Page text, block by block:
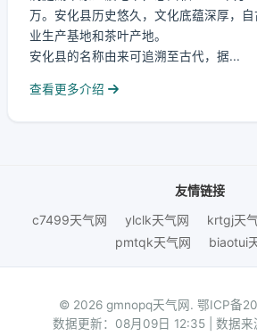
万。安化县历史悠久，文化底蕴深厚，
业生产基地和茶叶产地。
安化县的名称由来可追溯至古代，据...
查看更多介绍
友情链接
c7499天气网
ylclk天气网 krtgj天
pmtqk天气网
biaotui
© 2026 gmnopq天气网. 鄂ICP备
数据更新：08月09日 12:35 | 数据来